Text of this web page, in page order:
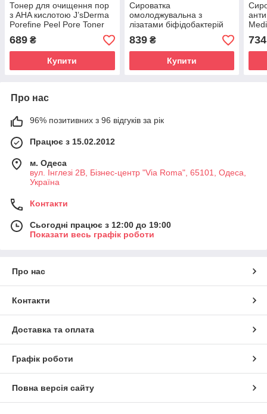
Тонер для очищення пор
з AHA кислотою J’sDerma
Porefine Peel Pore Toner
689 ₴
Купити
Сироватка
омолоджувальна з
лізатами біфідобактерій
Complex Ampoule 30 ml
839₴
Купити
734
Про нас
96% позитивних з 96 відгуків за рік
Працює з 15.02.2012
м. Одеса
вул. Інглезі 2В, Бізнес-центр "Via Roma", 65101, Одеса,
Україна
Контакти
Сьогодні працює з 12:00 до 19:00
Показати весь графік роботи
Про нас
Контакти
Доставка та оплата
Графік роботи
Повна версія сайту